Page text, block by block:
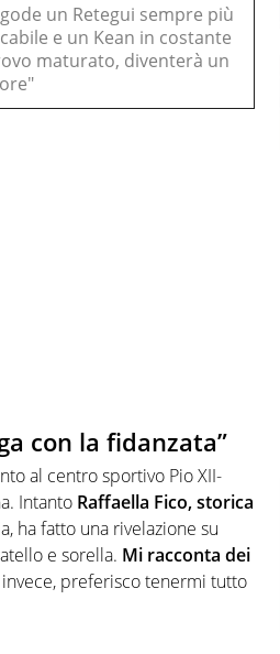
un Retegui sempre più
e un Kean in costante
maturato, diventerà un
con la fidanzata”
al centro sportivo Pio XII-
Intanto Raffaella Fico, storica
ha fatto una rivelazione su
e sorella. Mi racconta dei
preferisco tenermi tutto